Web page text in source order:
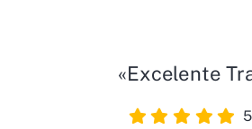
«Excelente
5